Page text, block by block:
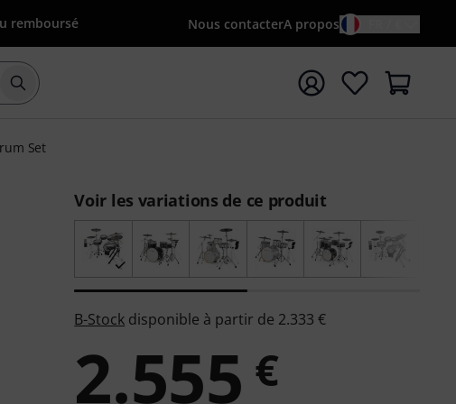
remboursé Nous contacterA propos
Démarrer la recherche avec le terme de recherche
Set
Voir les variations de ce produit
B-Stock disponible à partir de 2.333 €
2.555 €